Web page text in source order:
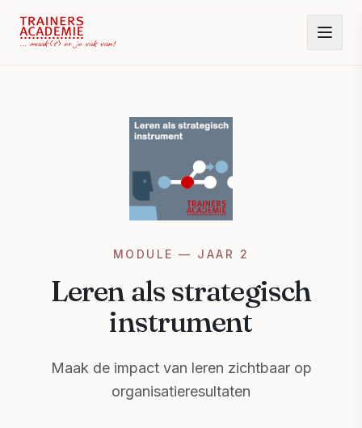
MODULE — JAAR 2
Leren als strategisch
instrument
Maak de impact van leren zichtbaar op
organisatieresultaten